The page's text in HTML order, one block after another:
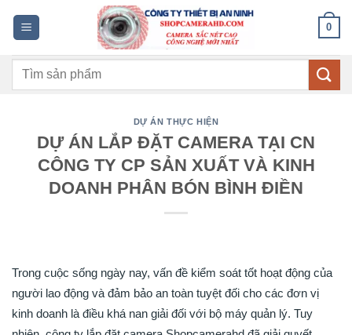
dung
0
Tìm
DỰ ÁN THỰC HIỆN
DỰ ÁN LẮP ĐẶT CAMERA TẠI CN
CÔNG TY CP SẢN XUẤT VÀ KINH
DOANH PHÂN BÓN BÌNH ĐIỀN
Trong cuộc sống ngày nay, vấn đề kiểm soát tốt hoạt động của
người lao động và đảm bảo an toàn tuyệt đối cho các đơn vị
kinh doanh là điều khá nan giải đối với bộ máy quản lý. Tuy